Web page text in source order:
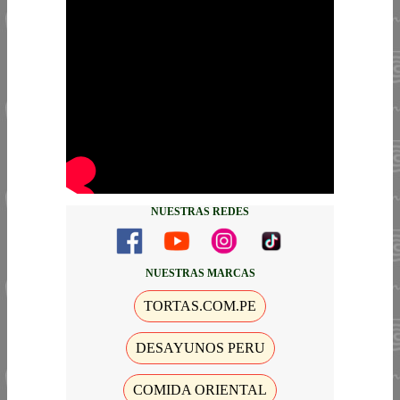
NUESTRAS REDES
NUESTRAS MARCAS
TORTAS.COM.PE
DESAYUNOS PERU
COMIDA ORIENTAL